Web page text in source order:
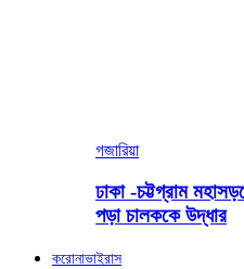
গজারিয়া
ঢাকা -চট্টগ্রাম
পড়া চালককে উদ্ধার
করোনাভাইরাস